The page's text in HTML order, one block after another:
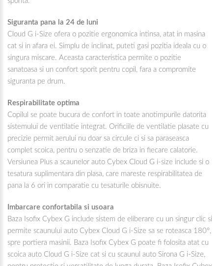
Siguranta pana la 24 de luni
Cloud G i-Size ofera o pozitie ergonomica intinsa, atat in masina
cat si in afara ei. Simplu de inclinat, puteti gasi pozitia ideala cu o
singura miscare. Aceasta caracteristica permite o pozitie
sanatoasa si un confort sporit pentru copil, fara a compromite
siguranta pe drum.
Respirabilitate optima
Copilul se poate bucura de confort in toate anotimpurile datorita
sistemului de ventilatie integrat. Orificiile de ventilatie plasate cu
precizie permit aerului nu doar sa circule ci si sa paraseasca
complet scoica, pentru o senzatie de briza in fiecare calatorie.
Versiunea Plus a scaunelor auto Cybex Cloud G i-size include si o
tesatura suplimentara din plasa, care mareste respirabilitatea de
pana la 6 ori in comparatie cu tesaturile obisnuite.
Imbarcare confortabila si usoara
Baza Isofix Cybex G include sistem de eliberare cu un singur clic si
permite scaunului auto Cybex Cloud G i-Size sa se roteasca 180°,
spre portiera masinii. Baza Isofix Cybex G poate fi folosita atat cu
scoica auto Cloud G i-Size cat si cu scaunul auto Sirona G i-Size,